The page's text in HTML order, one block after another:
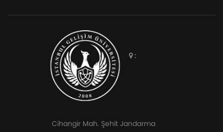
:
Cihangir Mah. Şehit Jandarma